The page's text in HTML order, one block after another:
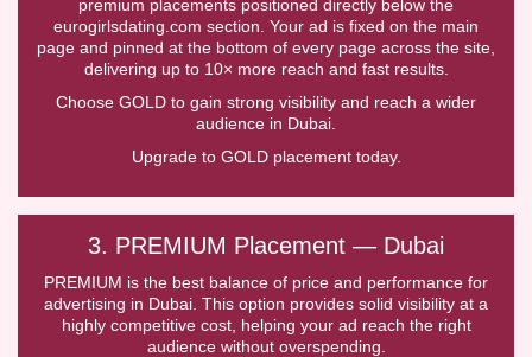
premium placements positioned directly below the
eurogirlsdating.com section. Your ad is fixed on the main
page and pinned at the bottom of every page across the site,
delivering up to 10× more reach and fast results.
Choose GOLD to gain strong visibility and reach a wider
audience in Dubai.
Upgrade to GOLD placement today.
3. PREMIUM Placement — Dubai
PREMIUM is the best balance of price and performance for
advertising in Dubai. This option provides solid visibility at a
highly competitive cost, helping your ad reach the right
audience without overspending.